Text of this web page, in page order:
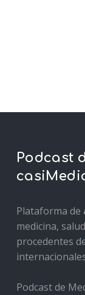
Podcast
Plataforma de
medicina,
procedentes
Podcast de